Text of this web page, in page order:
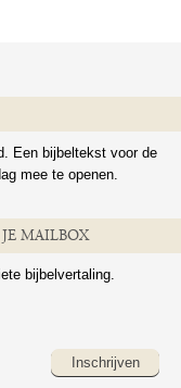
Een bijbeltekst voor de
mee te openen.
MAILBOX
bijbelvertaling.
Inschrijven